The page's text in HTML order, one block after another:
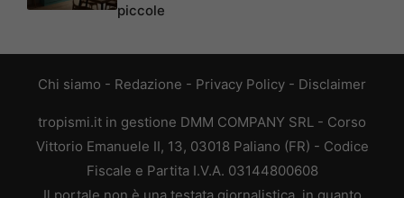
piccole
Chi siamo - Redazione - Privacy Policy - Disclaimer
tropismi.it in gestione DMM COMPANY SRL - Corso
Vittorio Emanuele II, 13, 03018 Paliano (FR) - Codice
Fiscale e Partita I.V.A. 03144800608